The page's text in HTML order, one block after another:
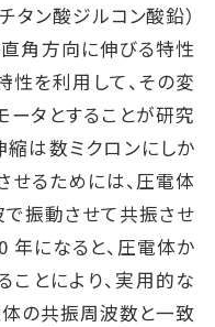
タン酸ジルコン酸鉛）
角方向に伸びる特性
性を利用して、その変
タとすることが研究
縮は数ミクロンにしか
せるためには、圧電体
振動させて共振させ
年になると、圧電体か
とにより、実用的な
の共振周波数と一致